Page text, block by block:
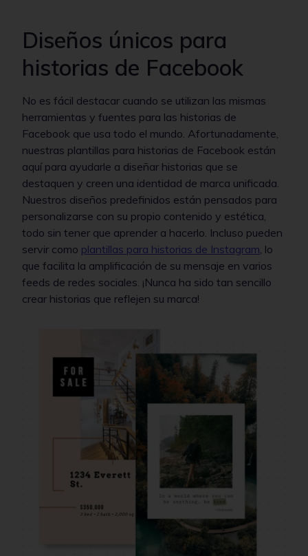
Diseños únicos para
historias de Facebook
No es fácil destacar cuando se utilizan las mismas
herramientas y fuentes para las historias de
Facebook que usa todo el mundo. Afortunadamente,
nuestras plantillas para historias de Facebook están
aquí para ayudarle a diseñar historias que se
destaquen y creen una identidad de marca unificada.
Nuestros diseños predefinidos están pensados para
personalizarse con su propio contenido y estética,
todo sin tener que aprender a hacerlo. Incluso pueden
servir como plantillas para historias de Instagram, lo
que facilita la amplificación de su mensaje en varios
feeds de redes sociales. ¡Nunca ha sido tan sencillo
crear historias que reflejen su marca!